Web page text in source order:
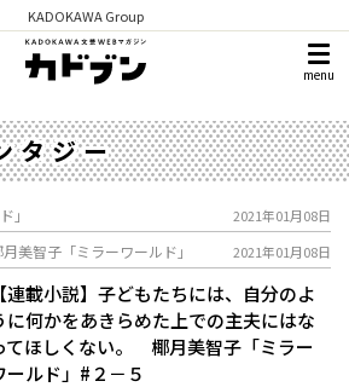
KADOKAWA Group
menu
タジー
」 2021年01月08日
美智子「ミラーワールド」 2021年01月08日
【連載小説】子どもたちには、自分のよ
に何かをあきらめた上での主夫にはな
てほしくない。 椰月美智子「ミラー
ールド」#２－５